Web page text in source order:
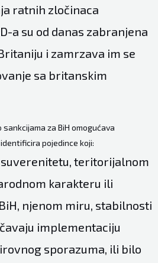
ratnih zločinaca
a su od danas zabranjena
i zamrzava im se
sa britanskim
za BiH omogućava
pojedince koji:
teritorijalnom
karakteru ili
njenom miru, stabilnosti
implementaciju
sporazuma, ili bilo